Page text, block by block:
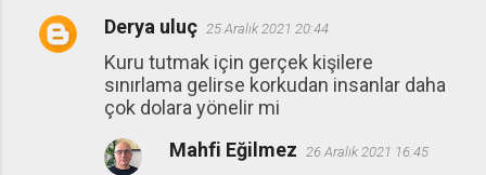
Derya uluç 25 Aralık 2021 20:44
Kuru tutmak için gerçek kişilere
sınırlama gelirse korkudan insanlar daha
çok dolara yönelir mi
Mahfi Eğilmez 26 Aralık 2021 16:45